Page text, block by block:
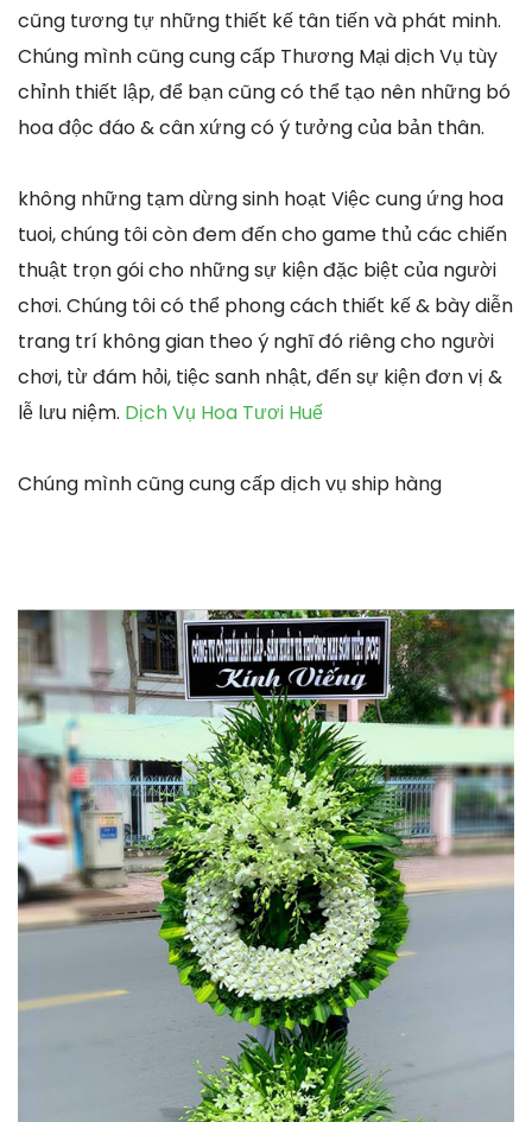
cũng tương tự những thiết kế tân tiến và phát minh.
Chúng mình cũng cung cấp Thương Mại dịch Vụ tùy
chỉnh thiết lập, để bạn cũng có thể tạo nên những bó
hoa độc đáo & cân xứng có ý tưởng của bản thân.
không những tạm dừng sinh hoạt Việc cung ứng hoa
tuoi, chúng tôi còn đem đến cho game thủ các chiến
thuật trọn gói cho những sự kiện đặc biệt của người
chơi. Chúng tôi có thể phong cách thiết kế & bày diễn
trang trí không gian theo ý nghĩ đó riêng cho người
chơi, từ đám hỏi, tiệc sanh nhật, đến sự kiện đơn vị &
lễ lưu niệm. Dịch Vụ Hoa Tươi Huế
Chúng mình cũng cung cấp dịch vụ ship hàng